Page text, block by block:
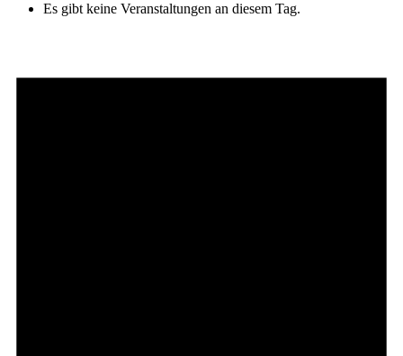
Es gibt keine Veranstaltungen an diesem Tag.